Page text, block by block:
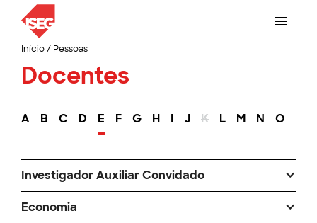
Início/ Pessoas
Docentes
A B C D E F G H I J K L M N O
Investigador Auxiliar Convidado
Economia